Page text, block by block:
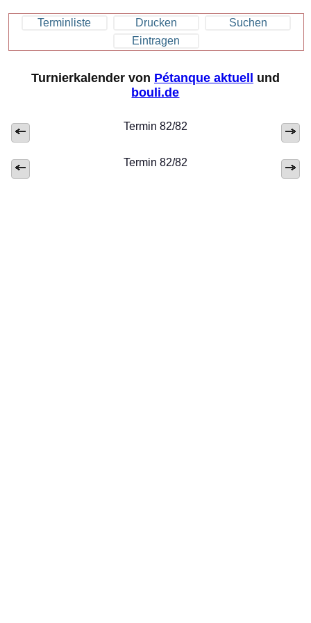
Terminliste Drucken
Suchen
Eintragen
Turnierkalender von Pétanque aktuell und
bouli.de
Termin 82/82
Termin 82/82